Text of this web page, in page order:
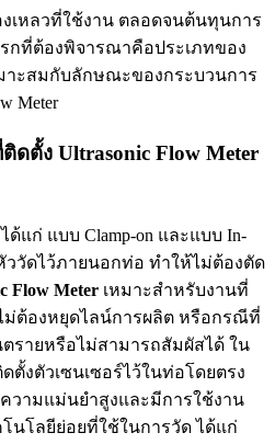
เหลวที่ใช้งาน ตลอดจนต้นทุนการ
กที่ต้องพิจารณาคือประเภทของ
าะสมกับลักษณะของกระบวนการ
Meter
ตั้ง Ultrasonic Flow Meter
ด้แก่ แบบ Clamp-on และแบบ In-
ววัดไว้ภายนอกท่อ ทำให้ไม่ต้องตัด
Flow Meter เหมาะสำหรับงานที่
ม่ต้องหยุดไลน์การผลิต หรือกรณีที่
รายหรือไม่สามารถสัมผัสได้ ใน
งตัวเซนเซอร์ไว้ในท่อโดยตรง
วามแม่นยำสูงและมีการใช้งาน
นโลยีย่อยที่ใช้ในการวัด ได้แก่